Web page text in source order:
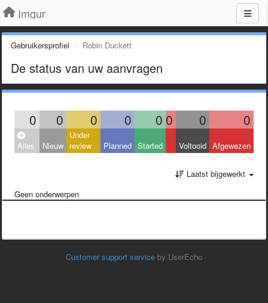
Imgur
Gebruikersprofiel Robin Duckett
De status van uw aanvragen
0 0 0 0 0 0 0 0
Alles Nieuw
Under
review
Planned Started Voltooid Afgewezen
Laatst bijgewerkt
Geen onderwerpen
Customer support service by UserEcho